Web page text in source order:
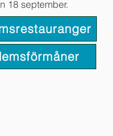
18 september.